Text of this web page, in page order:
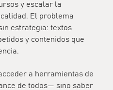
y escalar la
El problema
estrategia: textos
y contenidos que
a herramientas de
de todos— sino saber